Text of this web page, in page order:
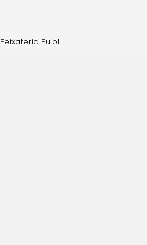
Peixateria Pujol